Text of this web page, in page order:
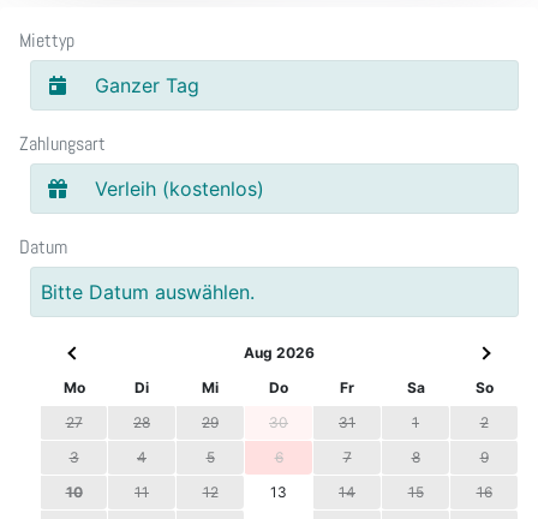
Miettyp
Ganzer Tag
Zahlungsart
Verleih (kostenlos)
Datum
Bitte Datum auswählen.
Aug 2026
Mo
Di Mi Do Fr Sa
So
27
28 29 30 31 1
2
3
4 5 6 7 8
9
10
11 12 13 14 15
16